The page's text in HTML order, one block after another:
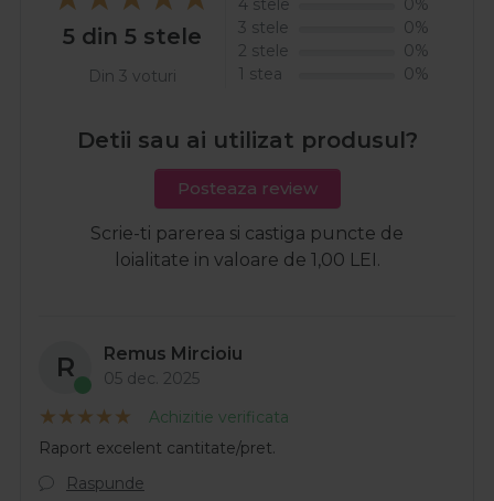
5 din 5 stele
Din 3 voturi
4 stele
0%
3 stele
0%
2 stele
0%
1 stea
0%
Detii sau ai utilizat produsul?
Posteaza review
Scrie-ti parerea si castiga puncte de
loialitate in valoare de 1,00 LEI.
R Remus Mircioiu
05 dec. 2025
Achizitie verificata
Raport excelent cantitate/pret.
Raspunde